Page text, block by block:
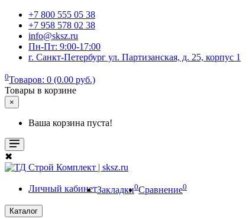
+7 800 555 05 38
+7 958 578 02 38
info@sksz.ru
Пн-Пт: 9:00-17:00
г. Санкт-Петербург ул. Партизанская, д. 25, корпус 1
0Товаров: 0 (0.00 руб.)
Товары в корзине
×
Ваша корзина пуста!
✖
Личный кабинетЗакладки0Сравнение0
Каталог